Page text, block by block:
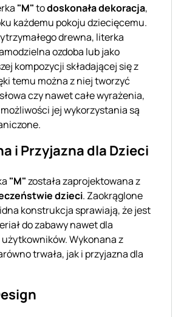
"M"todoskonała dekoracja,
każdemu pokoju dziecięcemu.
drewna, literka
ozdoba lub jako
kompozycji składającej się z
temu można z niej tworzyć
czy nawet całe wyrażenia,
jej wykorzystania są
i Przyjazna dla Dzieci
"M"została zaprojektowana z
dzieci. Zaokrąglone
konstrukcja sprawiają, że jest
do zabawy nawet dla
Wykonana z
trwała, jak i przyjazna dla